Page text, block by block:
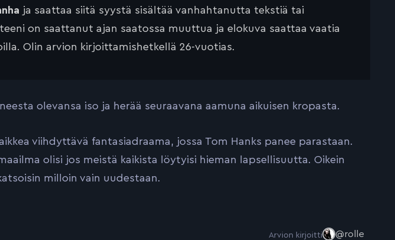
ja saattaa siitä syystä sisältää vanhahtanutta tekstiä tai
on saattanut ajan saatossa muuttua ja elokuva saattaa vaatia
Olin arvion kirjoittamishetkellä 26-vuotias.
olevansa iso ja herää seuraavana aamuna aikuisen kropasta.
viihdyttävä fantasiadraama, jossa Tom Hanks panee parastaan.
olisi jos meistä kaikista löytyisi hieman lapsellisuutta. Oikein
milloin vain uudestaan.
Arvion kirjoitti @rolle